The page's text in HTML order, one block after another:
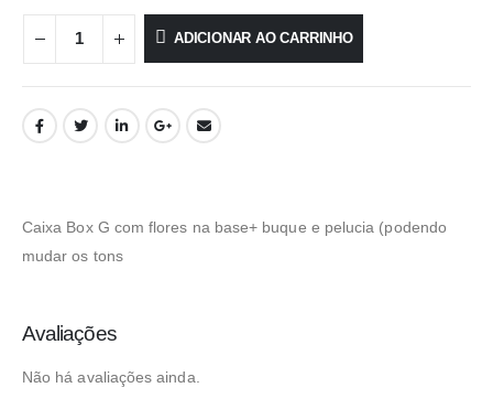
ADICIONAR AO CARRINHO
Caixa Box G com flores na base+ buque e pelucia (podendo
mudar os tons
Avaliações
Não há avaliações ainda.